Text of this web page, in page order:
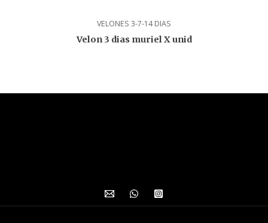
VELONES 3-7-14 DIAS
Velon 3 dias muriel X unid